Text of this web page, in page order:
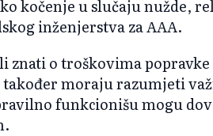
kočenje u slučaju nužde,
inženjerstva za AAA.
znati o troškovima
moraju razumjeti
funkcionišu mogu